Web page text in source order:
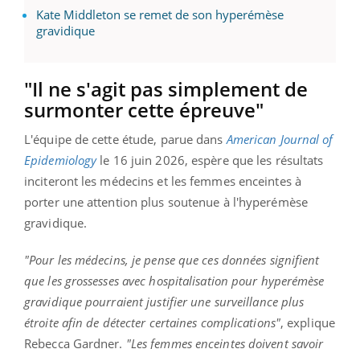
Kate Middleton se remet de son hyperémèse
gravidique
"Il ne s'agit pas simplement de
surmonter cette épreuve"
L'équipe de cette étude, parue dans American Journal of
Epidemiologyle 16 juin 2026, espère que les résultats
inciteront les médecins et les femmes enceintes à
porter une attention plus soutenue à l'hyperémèse
gravidique.
"Pour les médecins, je pense que ces données signifient
que les grossesses avec hospitalisation pour hyperémèse
gravidique pourraient justifier une surveillance plus
étroite afin de détecter certaines complications", explique
Rebecca Gardner. "Les femmes enceintes doivent savoir